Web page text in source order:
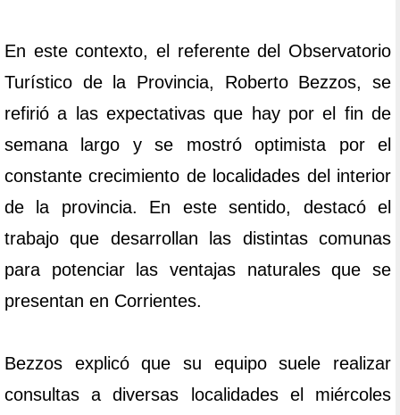
En este contexto, el referente del Observatorio
Turístico de la Provincia, Roberto Bezzos, se
refirió a las expectativas que hay por el fin de
semana largo y se mostró optimista por el
constante crecimiento de localidades del interior
de la provincia. En este sentido, destacó el
trabajo que desarrollan las distintas comunas
para potenciar las ventajas naturales que se
presentan en Corrientes.
Bezzos explicó que su equipo suele realizar
consultas a diversas localidades el miércoles